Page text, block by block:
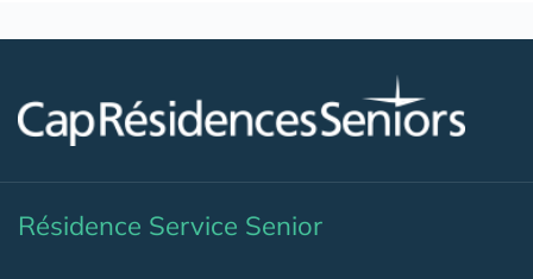
Résidence Service Senior